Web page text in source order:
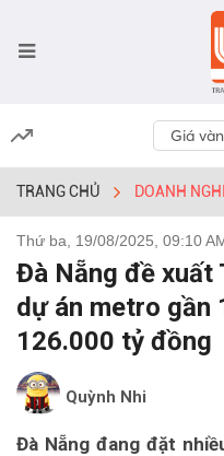
Giá
TRANG CHỦ DOANH
Thứ ba, 19/08/2025, 09:10
Đà Nẵng đề xuất
dự án metro gần
126.000 tỷ đồng
Quỳnh Nhi
Đà Nẵng đang đặt